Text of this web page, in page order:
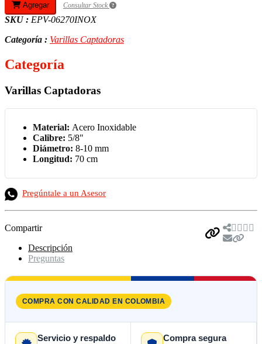
Agregar Consultar Stock
SKU : EPV-06270INOX
Categoría : Varillas Captadoras
Categoría
Varillas Captadoras
Material: Acero Inoxidable
Calibre: 5/8"
Diámetro: 8-10 mm
Longitud: 70 cm
Pregúntale a un Asesor
Compartir
Descripción
Preguntas
COMPRA CON CALIDAD EN COLOMBIA
Servicio y respaldo Compra segura